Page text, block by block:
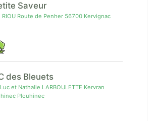
Saveur
RIOU Route de Penher 56700 Kervignac
des Bleuets
et Nathalie LARBOULETTE Kervran
Plouhinec